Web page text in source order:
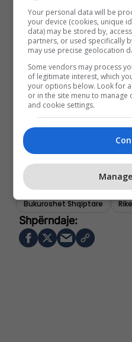
Bukuroshet Shqiptare
Your personal data will be
your device (cookies, unique
data) may be stored by,
partners, or used specifically
may use precise geolocation
Some vendors may process
of legitimate interest, which
your options below. Look for
or in the site menu to
and cookie settings.